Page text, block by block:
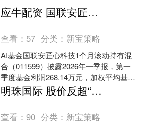
应牛配资 国联安匠心科技1个月滚动持有混合：2026年第一季度利润268.14万元 净值增长率4.87%
查看： 57 分类： 新宝策略
AI基金国联安匠心科技1个月滚动持有混
合（011599）披露2026年一季报，第一
季度基金利润268.14万元，加权平均基金
份额本期利润0.0363元。报告期内....
明珠国际 股价反超“寒王”，仅次于贵州茅台 A股第八只千元股诞生，为什么是源杰科技？
查看：90 分类： 新宝策略